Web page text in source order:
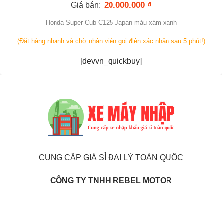
Giá bán: 20.000.000 ₫
Honda Super Cub C125 Japan màu xám xanh
(Đặt hàng nhanh và chờ nhân viên gọi điện xác nhận sau 5 phút!)
[devvn_quickbuy]
CUNG CẤP GIÁ SỈ ĐẠI LÝ TOÀN QUỐC
CÔNG TY TNHH REBEL MOTOR